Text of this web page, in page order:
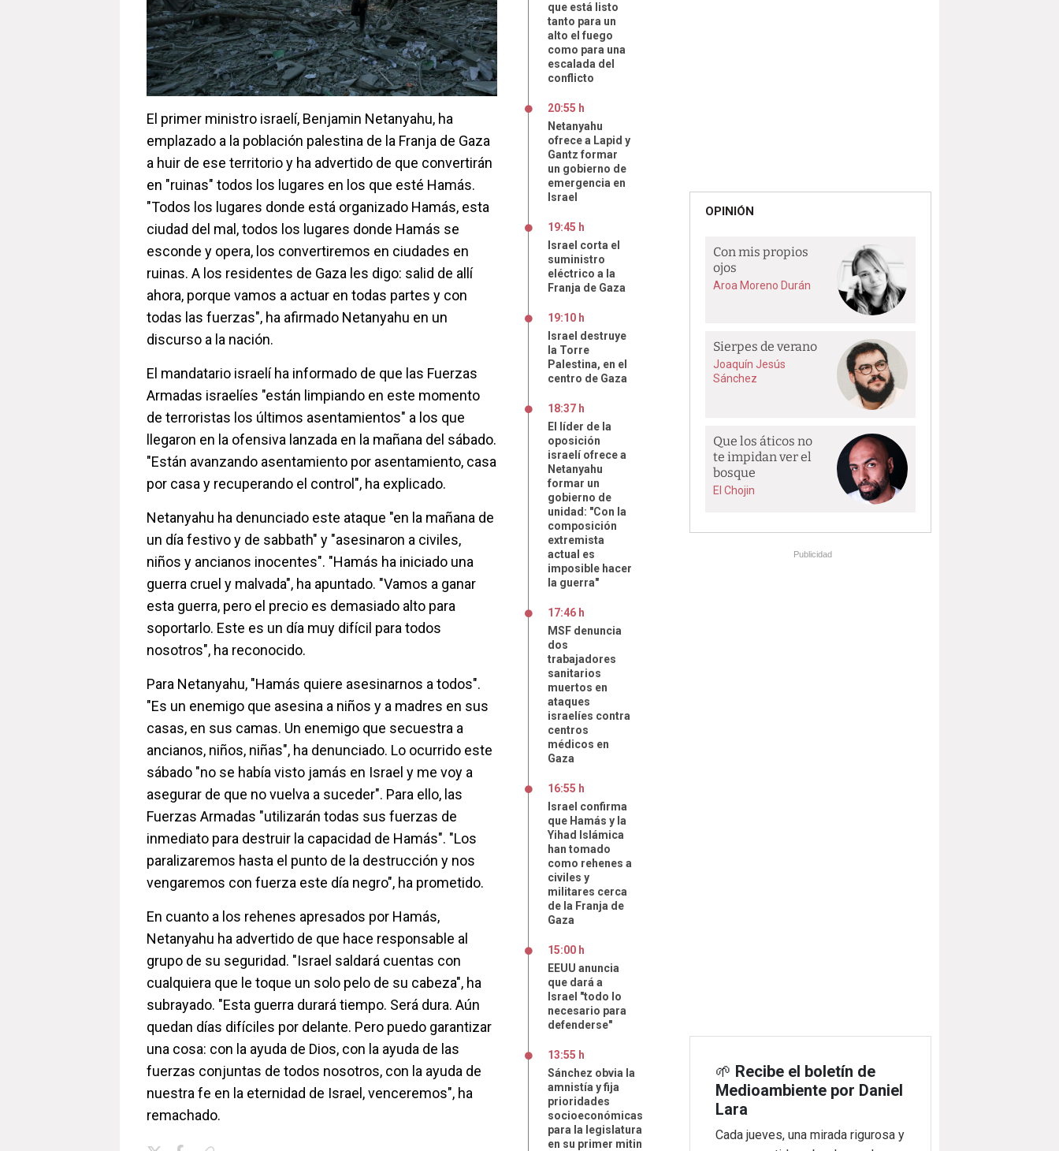
El primer ministro israelí, Benjamin Netanyahu, ha
emplazado a la población palestina de la Franja de Gaza
a huir de ese territorio y ha advertido de que convertirán
en "ruinas" todos los lugares en los que esté Hamás.
"Todos los lugares donde está organizado Hamás, esta
ciudad del mal, todos los lugares donde Hamás se
esconde y opera, los convertiremos en ciudades en
ruinas. A los residentes de Gaza les digo: salid de allí
ahora, porque vamos a actuar en todas partes y con
todas las fuerzas", ha afirmado Netanyahu en un
discurso a la nación.
El mandatario israelí ha informado de que las Fuerzas
Armadas israelíes "están limpiando en este momento
de terroristas los últimos asentamientos" a los que
llegaron en la ofensiva lanzada en la mañana del sábado.
"Están avanzando asentamiento por asentamiento, casa
por casa y recuperando el control", ha explicado.
Netanyahu ha denunciado este ataque "en la mañana de
un día festivo y de sabbath" y "asesinaron a civiles,
niños y ancianos inocentes". "Hamás ha iniciado una
guerra cruel y malvada", ha apuntado. "Vamos a ganar
esta guerra, pero el precio es demasiado alto para
soportarlo. Este es un día muy difícil para todos
nosotros", ha reconocido.
Para Netanyahu, "Hamás quiere asesinarnos a todos".
"Es un enemigo que asesina a niños y a madres en sus
casas, en sus camas. Un enemigo que secuestra a
ancianos, niños, niñas", ha denunciado. Lo ocurrido este
sábado "no se había visto jamás en Israel y me voy a
asegurar de que no vuelva a suceder". Para ello, las
Fuerzas Armadas "utilizarán todas sus fuerzas de
inmediato para destruir la capacidad de Hamás". "Los
paralizaremos hasta el punto de la destrucción y nos
vengaremos con fuerza este día negro", ha prometido.
En cuanto a los rehenes apresados por Hamás,
Netanyahu ha advertido de que hace responsable al
grupo de su seguridad. "Israel saldará cuentas con
cualquiera que le toque un solo pelo de su cabeza", ha
subrayado. "Esta guerra durará tiempo. Será dura. Aún
quedan días difíciles por delante. Pero puedo garantizar
una cosa: con la ayuda de Dios, con la ayuda de las
fuerzas conjuntas de todos nosotros, con la ayuda de
nuestra fe en la eternidad de Israel, venceremos", ha
remachado.
que está listo
tanto para un
alto el fuego
como para una
escalada del
conflicto
20:55 h
Netanyahu
ofrece a Lapid y
Gantz formar
un gobierno de
emergencia en
Israel
19:45 h
Israel corta el
suministro
eléctrico a la
Franja de Gaza
19:10 h
Israel destruye
la Torre
Palestina, en el
centro de Gaza
18:37 h
El líder de la
oposición
israelí ofrece a
Netanyahu
formar un
gobierno de
unidad: "Con la
composición
extremista
actual es
imposible hacer
la guerra"
17:46 h
MSF denuncia
dos
trabajadores
sanitarios
muertos en
ataques
israelíes contra
centros
médicos en
Gaza
16:55 h
Israel confirma
que Hamás y la
Yihad Islámica
han tomado
como rehenes a
civiles y
militares cerca
de la Franja de
Gaza
15:00 h
EEUU anuncia
que dará a
Israel "todo lo
necesario para
defenderse"
13:55 h
Sánchez obvia la
amnistía y fija
prioridades
socioeconómicas
para la legislatura
en su primer mitin
OPINIÓN
Con mis propios
ojos
Aroa Moreno Durán
Sierpes de verano
Joaquín Jesús
Sánchez
Que los áticos no
te impidan ver el
bosque
El Chojin
Publicidad
🌱 Recibe el boletín de
Medioambiente por Daniel
Lara
Cada jueves, una mirada rigurosa y